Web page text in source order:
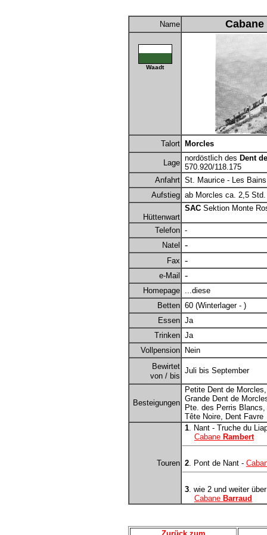
Name
Waadt
Talort Morcles
Lage
nordöstlich des Dent
570.920/118.175
Anfahrt St. Maurice - Les
Aufstieg ab Morcles ca. 2,5 Std.
Hüttenwart
SAC Sektion Monte
Telefon -
Natel
-
Fax -
e-Mail -
Homepage ...diese
Betten 60 (Winterlager - )
Essen Ja
Trinken Ja
Vollpension
Nein
Bewirtet
von / bis
Juli bis September
Besteigungen
Petite Dent de Morcles,
Grande Dent de
Pte. des Perris Blancs,
Tête Noire, Dent Favre
Touren
1. Nant - Truche du
Cabane Rambert
2. Pont de Nant -
3. wie 2 und weiter
Cabane Barraud